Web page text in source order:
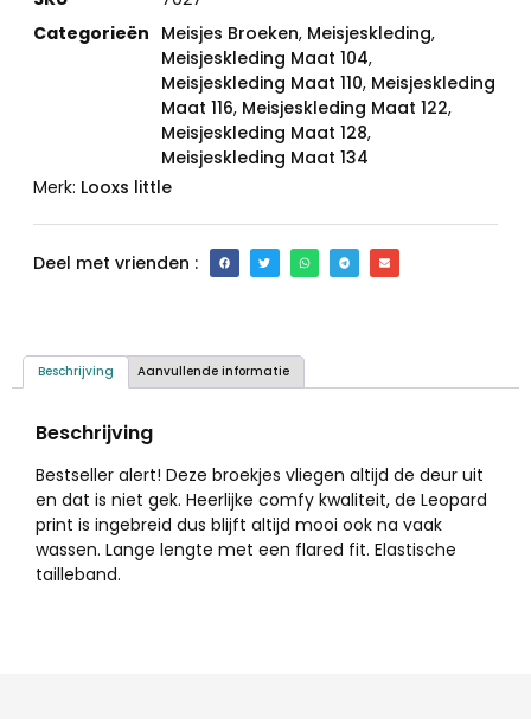
Categorieën Meisjes Broeken, Meisjeskleding,
Meisjeskleding Maat 104,
Meisjeskleding Maat 110, Meisjeskleding
Maat 116, Meisjeskleding Maat 122,
Meisjeskleding Maat 128,
Meisjeskleding Maat 134
Merk: Looxs little
Deel met vrienden :
Beschrijving Aanvullende informatie
Beschrijving
Bestseller alert! Deze broekjes vliegen altijd de deur uit
en dat is niet gek. Heerlijke comfy kwaliteit, de Leopard
print is ingebreid dus blijft altijd mooi ook na vaak
wassen. Lange lengte met een flared fit. Elastische
tailleband.